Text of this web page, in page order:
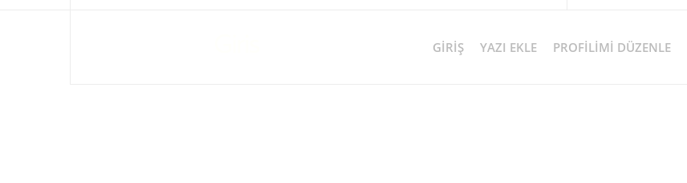
GIRIŞ YAZI EKLE PROFILIMI DÜZENLE